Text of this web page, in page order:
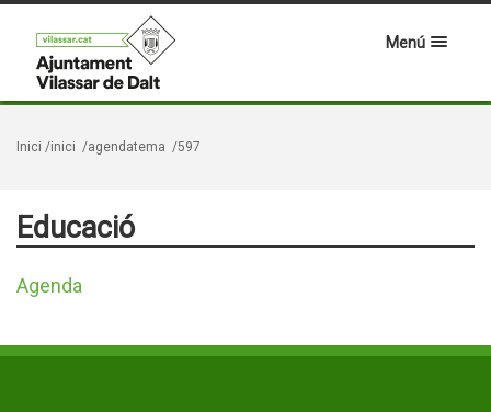
Menú
Inici /inici /agendatema /597
Educació
Agenda